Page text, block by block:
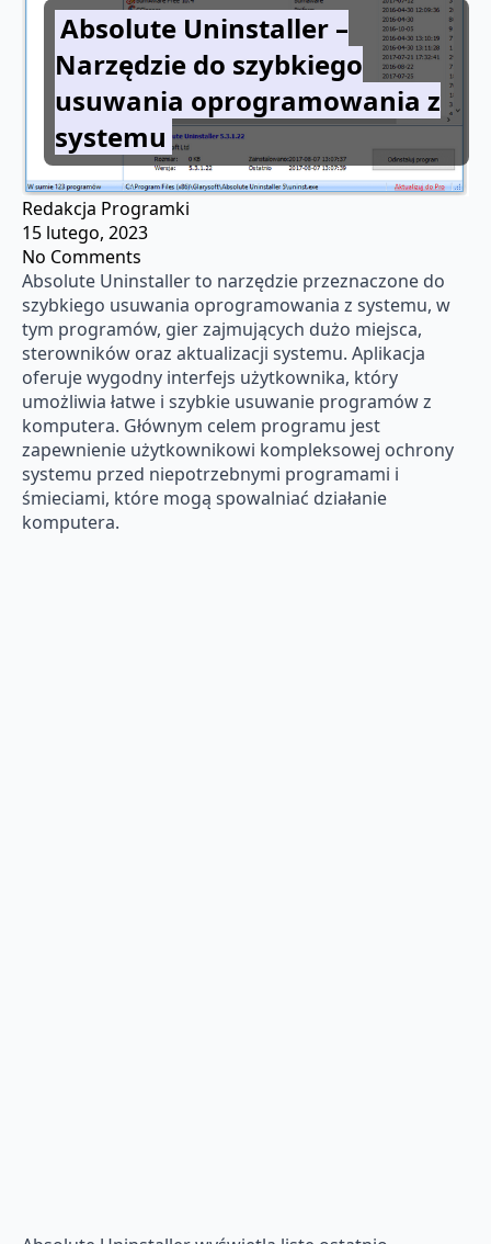
Absolute Uninstaller –
Narzędzie do szybkiego
usuwania oprogramowania z
systemu
Redakcja Programki
15 lutego, 2023
No Comments
Absolute Uninstaller to narzędzie przeznaczone do
szybkiego usuwania oprogramowania z systemu, w
tym programów, gier zajmujących dużo miejsca,
sterowników oraz aktualizacji systemu. Aplikacja
oferuje wygodny interfejs użytkownika, który
umożliwia łatwe i szybkie usuwanie programów z
komputera. Głównym celem programu jest
zapewnienie użytkownikowi kompleksowej ochrony
systemu przed niepotrzebnymi programami i
śmieciami, które mogą spowalniać działanie
komputera.